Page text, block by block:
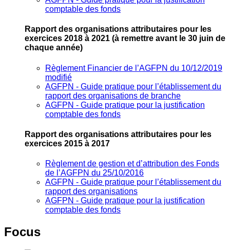
comptable des fonds
Rapport des organisations attributaires pour les
exercices 2018 à 2021 (à remettre avant le 30 juin de
chaque année)
Règlement Financier de l’AGFPN du 10/12/2019
modifié
AGFPN ‐ Guide pratique pour l’établissement du
rapport des organisations de branche
AGFPN ‐ Guide pratique pour la justification
comptable des fonds
Rapport des organisations attributaires pour les
exercices 2015 à 2017
Règlement de gestion et d’attribution des Fonds
de l’AGFPN du 25/10/2016
AGFPN ‐ Guide pratique pour l’établissement du
rapport des organisations
AGFPN ‐ Guide pratique pour la justification
comptable des fonds
Focus